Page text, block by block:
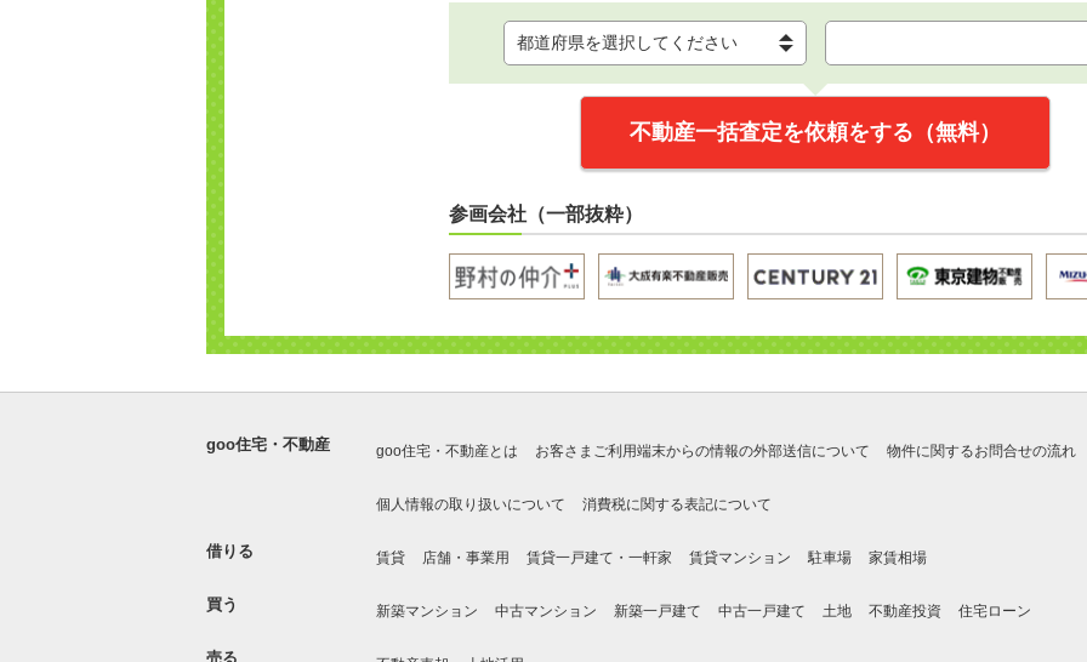
不動産一括査定を依頼をする（無料）
参画会社（一部抜粋）
goo住宅・不動産 goo住宅・不動産とは お客さまご利用端末からの情報の外部送信について 物件に関するお問合せの流れ
個人情報の取り扱いについて 消費税に関する表記について
借りる 賃貸 店舗・事業用 賃貸一戸建て・一軒家 賃貸マンション 駐車場 家賃相場
買う 新築マンション 中古マンション 新築一戸建て 中古一戸建て 土地 不動産投資 住宅ローン
売る